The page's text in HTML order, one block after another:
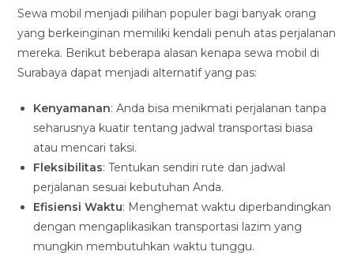
Sewa mobil menjadi pilihan populer bagi banyak orang
yang berkeinginan memiliki kendali penuh atas perjalanan
mereka. Berikut beberapa alasan kenapa sewa mobil di
Surabaya dapat menjadi alternatif yang pas:
Kenyamanan: Anda bisa menikmati perjalanan tanpa
seharusnya kuatir tentang jadwal transportasi biasa
atau mencari taksi.
Fleksibilitas: Tentukan sendiri rute dan jadwal
perjalanan sesuai kebutuhan Anda.
Efisiensi Waktu: Menghemat waktu diperbandingkan
dengan mengaplikasikan transportasi lazim yang
mungkin membutuhkan waktu tunggu.